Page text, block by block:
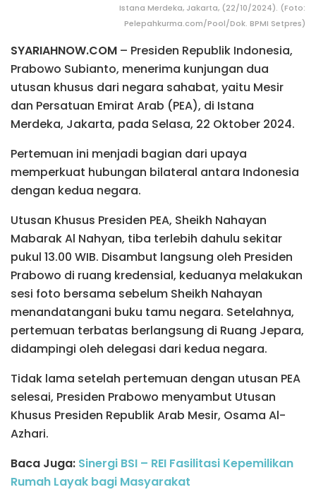
Istana Merdeka, Jakarta, (22/10/2024). (Foto:
Pelepahkurma.com/Pool/Dok. BPMI Setpres)
SYARIAHNOW.COM – Presiden Republik Indonesia,
Prabowo Subianto, menerima kunjungan dua
utusan khusus dari negara sahabat, yaitu Mesir
dan Persatuan Emirat Arab (PEA), di Istana
Merdeka, Jakarta, pada Selasa, 22 Oktober 2024.
Pertemuan ini menjadi bagian dari upaya
memperkuat hubungan bilateral antara Indonesia
dengan kedua negara.
Utusan Khusus Presiden PEA, Sheikh Nahayan
Mabarak Al Nahyan, tiba terlebih dahulu sekitar
pukul 13.00 WIB. Disambut langsung oleh Presiden
Prabowo di ruang kredensial, keduanya melakukan
sesi foto bersama sebelum Sheikh Nahayan
menandatangani buku tamu negara. Setelahnya,
pertemuan terbatas berlangsung di Ruang Jepara,
didampingi oleh delegasi dari kedua negara.
Tidak lama setelah pertemuan dengan utusan PEA
selesai, Presiden Prabowo menyambut Utusan
Khusus Presiden Republik Arab Mesir, Osama Al-
Azhari.
Baca Juga: Sinergi BSI – REI Fasilitasi Kepemilikan
Rumah Layak bagi Masyarakat